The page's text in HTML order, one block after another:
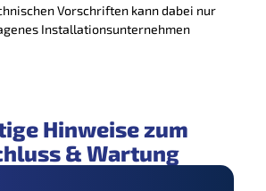
Vorschriften kann dabei nur
Installationsunternehmen
Hinweise zum
& Wartung